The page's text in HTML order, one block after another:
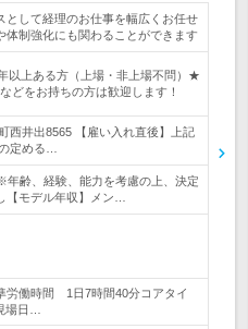
として経理のお仕事を幅広くお任せ
体制強化にも関わることができます
以上ある方（上場・非上場不問）★
どをお持ちの方は歓迎します！
西井出8565 【雇い入れ直後】上記
定める…
年齢、経験、能力を考慮の上、決定
モデル年収】メン…
労働時間 1日7時間40分コアタイ
日…